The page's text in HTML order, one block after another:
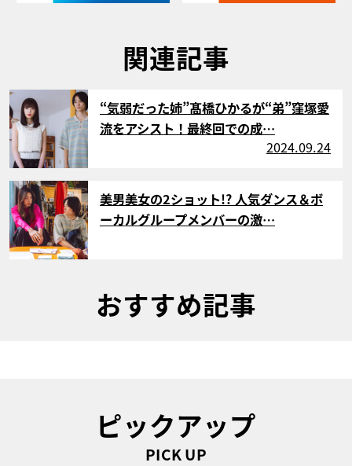
関連記事
サムネイル
“気弱だった姉”髙橋ひかるが“弟”窪塚愛
流をアシスト！最終回での成…
2024.09.24
サムネイル
美男美女の2ショット!? 人気ダンス＆ボ
ーカルグループメンバーの激…
おすすめ記事
ピックアップ
PICK UP